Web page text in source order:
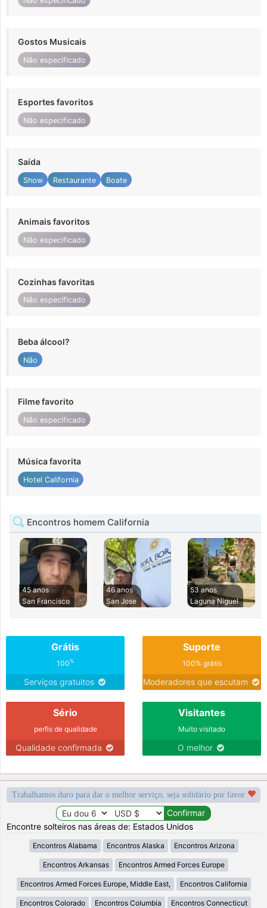
Gostos Musicais
Não especificado
Esportes favoritos
Não especificado
Saída
Show Restaurante Boate
Animais favoritos
Não especificado
Cozinhas favoritas
Não especificado
Beba álcool?
Não
Filme favorito
Não especificado
Música favorita
Hotel California
Encontros homem California
45 anos
San Francisco
46 anos
San Jose
53 anos
Laguna Niguel
Grátis
100%
Serviços gratuitos
Suporte
100% grátis
Moderadores que escutam
Sério
perfis de qualidade
Qualidade confirmada
Visitantes
Muito visitado
O melhor
Trabalhamos duro para dar o melhor serviço, seja solidário por favor
Encontre solteiros nas áreas de: Estados Unidos
Encontros Alabama Encontros Alaska Encontros Arizona
Encontros Arkansas Encontros Armed Forces Europe
Encontros Armed Forces Europe, Middle East, Encontros California
Encontros Colorado Encontros Columbia Encontros Connecticut